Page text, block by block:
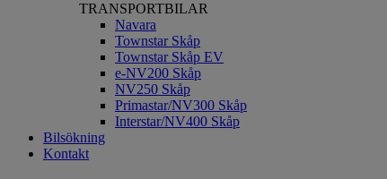
TRANSPORTBILAR
Navara
Townstar Skåp
Townstar Skåp EV
e-NV200 Skåp
NV250 Skåp
Primastar/NV300 Skåp
Interstar/NV400 Skåp
Bilsökning
Kontakt